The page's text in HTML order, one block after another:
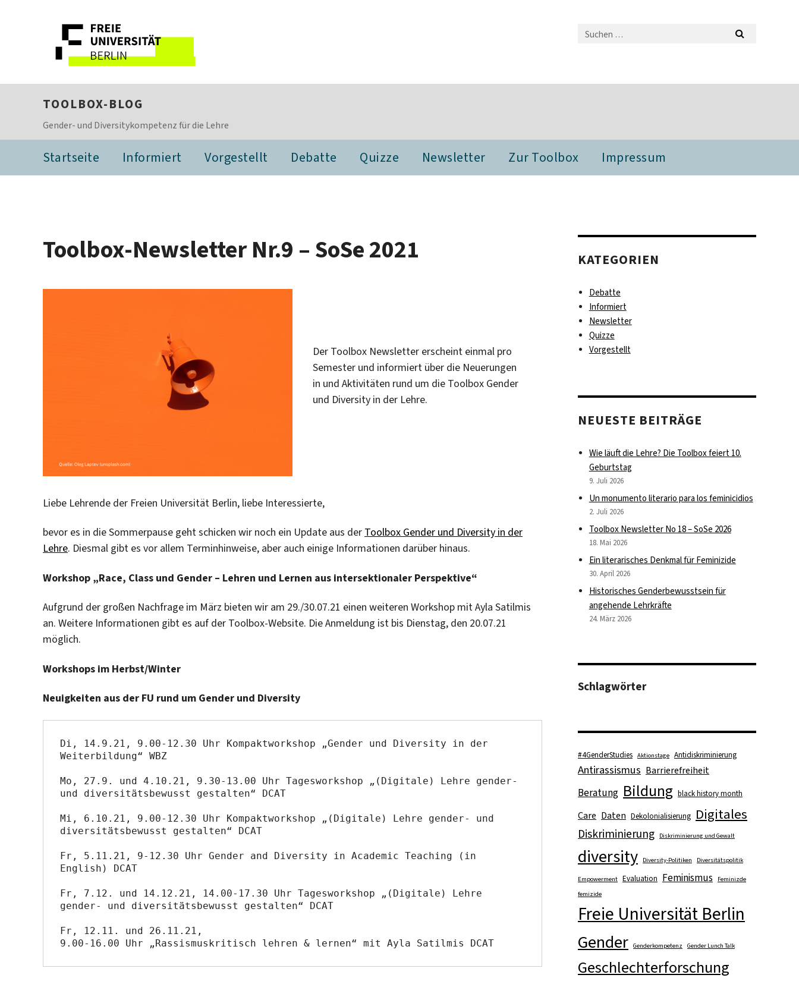
TOOLBOX-BLOG
Gender- und Diversitykompetenz für die Lehre
Startseite Informiert Vorgestellt Debatte Quizze Newsletter Zur Toolbox Impressum
Toolbox-Newsletter Nr.9 – SoSe 2021
Der Toolbox Newsletter erscheint einmal pro
Semester und informiert über die Neuerungen
in und Aktivitäten rund um die Toolbox Gender
und Diversity in der Lehre.
Liebe Lehrende der Freien Universität Berlin, liebe Interessierte,
bevor es in die Sommerpause geht schicken wir noch ein Update aus der Toolbox Gender und Diversity in der
Lehre. Diesmal gibt es vor allem Terminhinweise, aber auch einige Informationen darüber hinaus.
Workshop „Race, Class und Gender – Lehren und Lernen aus intersektionaler Perspektive“
Aufgrund der großen Nachfrage im März bieten wir am 29./30.07.21 einen weiteren Workshop mit Ayla Satilmis
an. Weitere Informationen gibt es auf der Toolbox-Website. Die Anmeldung ist bis Dienstag, den 20.07.21
möglich.
Workshops im Herbst/Winter
Neuigkeiten aus der FU rund um Gender und Diversity
Di, 14.9.21, 9.00-12.30 Uhr Kompaktworkshop „Gender und Diversity in der
Weiterbildung“ WBZ
Mo, 27.9. und 4.10.21, 9.30-13.00 Uhr Tagesworkshop „(Digitale) Lehre gender-
und diversitätsbewusst gestalten“ DCAT
Mi, 6.10.21, 9.00-12.30 Uhr Kompaktworkshop „(Digitale) Lehre gender- und
diversitätsbewusst gestalten“ DCAT
Fr, 5.11.21, 9-12.30 Uhr Gender and Diversity in Academic Teaching (in
English) DCAT
Fr, 7.12. und 14.12.21, 14.00-17.30 Uhr Tagesworkshop „(Digitale) Lehre
gender- und diversitätsbewusst gestalten“ DCAT
Fr, 12.11. und 26.11.21,
9.00-16.00 Uhr „Rassismuskritisch lehren & lernen“ mit Ayla Satilmis DCAT
KATEGORIEN
Debatte
Informiert
Newsletter
Quizze
Vorgestellt
NEUESTE BEITRÄGE
Wie läuft die Lehre? Die Toolbox feiert 10.
Geburtstag
9. Juli 2026
Un monumento literario para los feminicidios
2. Juli 2026
Toolbox Newsletter No 18 – SoSe 2026
18. Mai 2026
Ein literarisches Denkmal für Feminizide
30. April 2026
Historisches Genderbewusstsein für
angehende Lehrkräfte
24. März 2026
Schlagwörter
#4GenderStudies Aktionstage Antidiskriminierung
Antirassismus Barrierefreiheit
Beratung Bildung black history month
Care Daten Dekolonialisierung Digitales
Diskriminierung Diskriminierung und Gewalt
diversity Diversity-Politiken Diversitätspolitik
Empowerment Evaluation Feminismus
Feminizde
femizide
Freie Universität Berlin
Gender Genderkompetenz Gender Lunch Talk
Geschlechterforschung